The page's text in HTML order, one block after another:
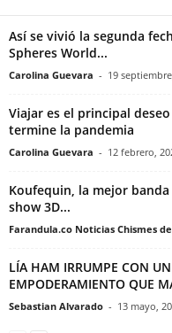
Así se vivió la segunda
Spheres World...
Carolina Guevara - 19
Viajar es el principal
termine la pandemia
Carolina Guevara - 12 febrero,
Koufequin, la mejor
show 3D...
Farandula.co Noticias Chismes
LÍA HAM IRRUMPE CON
EMPODERAMIENTO QUE
Sebastian Alvarado - 13 mayo,